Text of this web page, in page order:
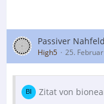
Passiver
High5 25.
Zitat von